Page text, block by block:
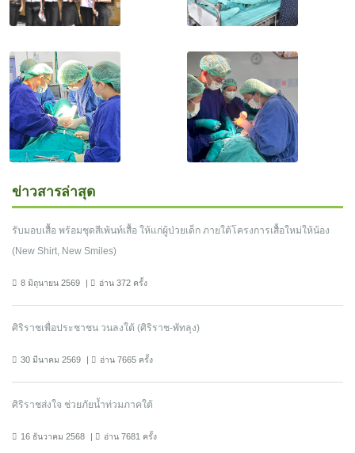
ข่าวสารล่าสุด
รับมอบเสื้อ พร้อมชุดสีเพ้นท์เสื้อ ให้แก่ผู้ป่วยเด็ก ภายใต้โครงการเสื้อใหม่ให้น้อง
(New Shirt, New Smiles)
8 มิถุนายน 2569 อ่าน 372 ครั้ง
ศิริราชเพื่อประชาชน วนลงใต้ (ศิริราช-พัทลุง)
30 มีนาคม 2569 อ่าน 7665 ครั้ง
ศิริราชส่งใจ ช่วยภัยน้ำท่วมภาคใต้
16 ธันวาคม 2568 อ่าน 7681 ครั้ง